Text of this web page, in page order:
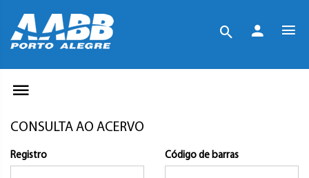
CONSULTA AO ACERVO
Registro Código de barras